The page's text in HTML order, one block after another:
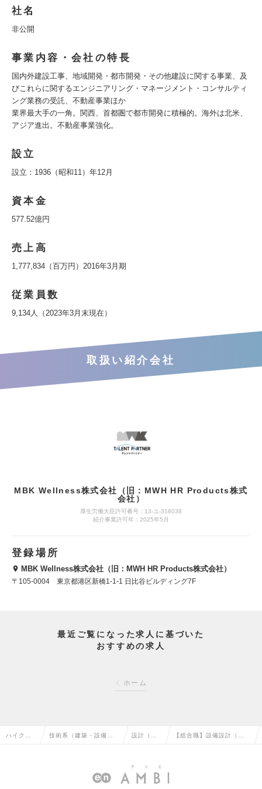
社名
非公開
事業内容・会社の特長
国内外建設工事、地域開発・都市開発・その他建設に関する事業、及
びこれらに関するエンジニアリング・マネージメント・コンサルティ
ング業務の受託、不動産事業ほか
業界最大手の一角。関西、首都圏で都市開発に積極的。海外は北米、
アジア進出。不動産事業強化。
設立
設立：1936（昭和11）年12月
資本金
577.52億円
売上高
1,777,834（百万円）2016年3月期
従業員数
9,134人（2023年3月末現在）
取扱い紹介会社
MBK Wellness株式会社（旧：MWH HR Products株式
会社）
厚生労働大臣許可番号：13-ユ-318038
紹介事業許可年：2025年5月
登録場所
MBK Wellness株式会社（旧：MWH HR Products株式会社）
〒105-0004 東京都港区新橋1-1-1 日比谷ビルディング7F
最近ご覧になった求人に基づいた
おすすめの求人
ホーム
ハイクラ 技術系（建築・設備・ 設計（設
職
【総合職】設備設計（空